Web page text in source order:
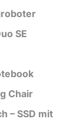
SE
Chair
– SSD mit